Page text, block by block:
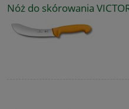
Nóż do skórowania